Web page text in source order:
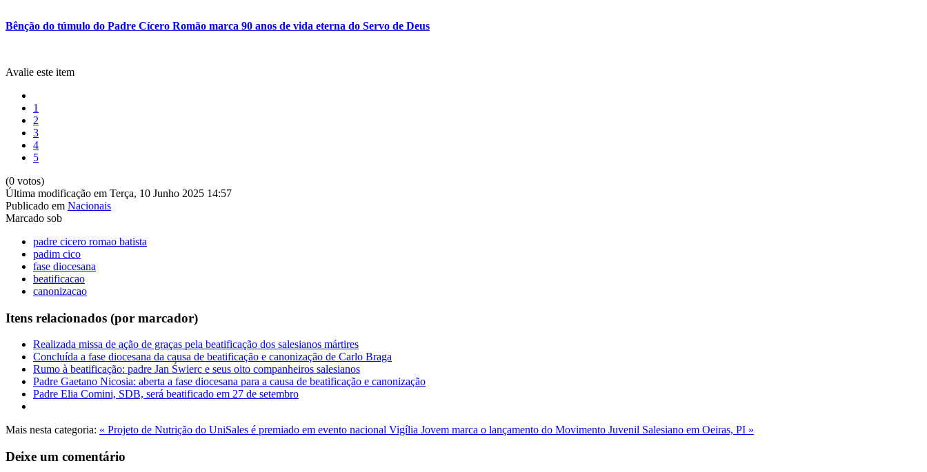
Bênção do túmulo do Padre Cícero Romão marca 90 anos de vida eterna do Servo de Deus
Avalie este item
1
2
3
4
5
(0 votos)
Última modificação em Terça, 10 Junho 2025 14:57
Publicado em Nacionais
Marcado sob
padre cicero romao batista
padim cico
fase diocesana
beatificacao
canonizacao
Itens relacionados (por marcador)
Realizada missa de ação de graças pela beatificação dos salesianos mártires
Concluída a fase diocesana da causa de beatificação e canonização de Carlo Braga
Rumo à beatificação: padre Jan Świerc e seus oito companheiros salesianos
Padre Gaetano Nicosia: aberta a fase diocesana para a causa de beatificação e canonização
Padre Elia Comini, SDB, será beatificado em 27 de setembro
Mais nesta categoria: « Projeto de Nutrição do UniSales é premiado em evento nacional Vigília Jovem marca o lançamento do Movimento Juvenil Salesiano em Oeiras, PI »
Deixe um comentário